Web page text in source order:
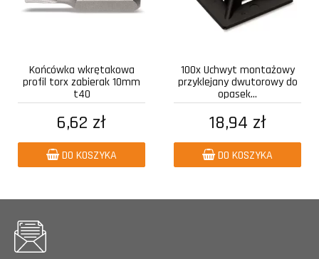
Końcówka wkrętakowa
profil torx zabierak 10mm
t40
6,62 zł
DO KOSZYKA
100x Uchwyt montażowy
przyklejany dwutorowy do
opasek...
18,94 zł
DO KOSZYKA